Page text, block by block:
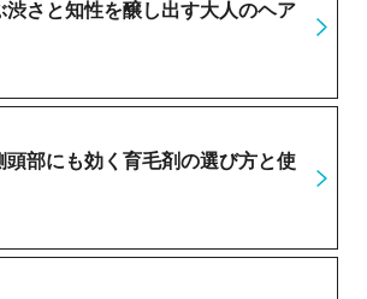
渋さと知性を醸し出す大人のヘア
頭部にも効く育毛剤の選び方と使